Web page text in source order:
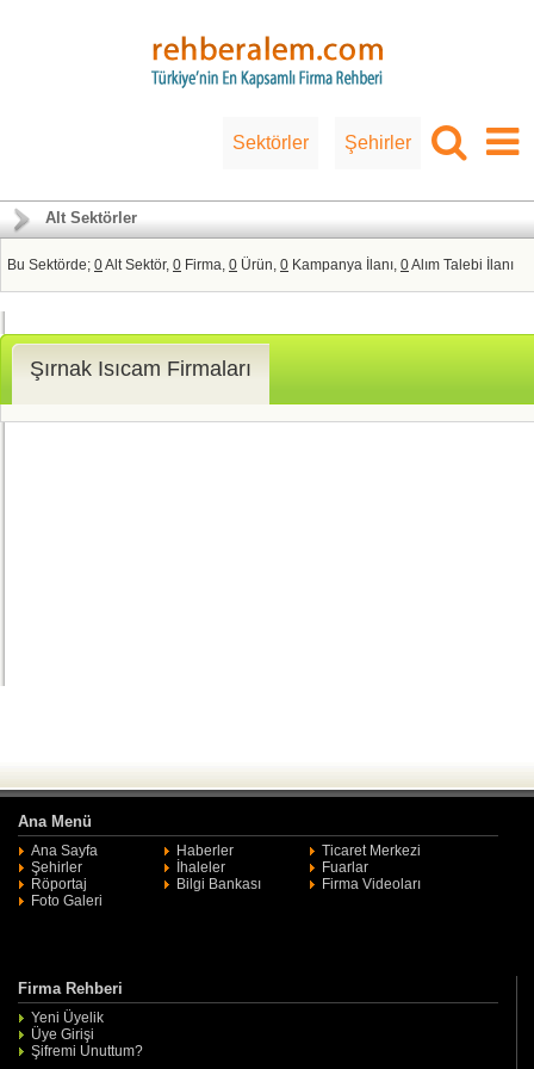
Sektörler Şehirler
Alt Sektörler
Bu Sektörde; 0Alt Sektör, 0 Firma, 0 Ürün, 0 Kampanya İlanı, 0Alım Talebi İlanı
Şırnak Isıcam Firmaları
Ana Menü
Ana Sayfa Haberler
Ticaret Merkezi
Şehirler
İhaleler
Fuarlar
Röportaj
Bilgi Bankası
Firma Videoları
Foto Galeri
Firma Rehberi
Yeni Üyelik
Üye Girişi
Şifremi Unuttum?